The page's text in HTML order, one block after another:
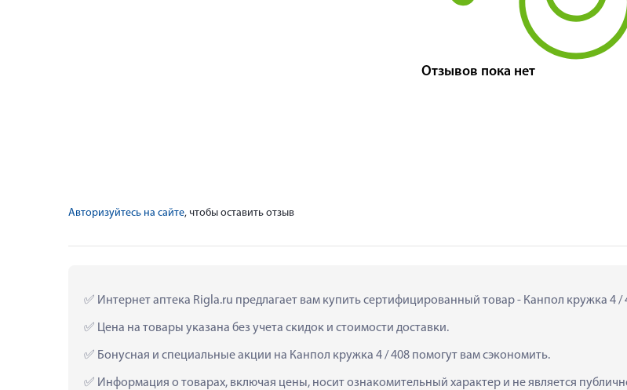
Отзывов пока нет
Авторизуйтесь на сайте, чтобы оставить отзыв
Интернет аптека Rigla.ru предлагает вам купить сертифицированный товар - Канпол кружка 4 /
Цена на товары указана без учета скидок и стоимости доставки.
Бонусная и специальные акции на Канпол кружка 4 / 408 помогут вам сэкономить.
Информация о товарах, включая цены, носит ознакомительный характер и не является